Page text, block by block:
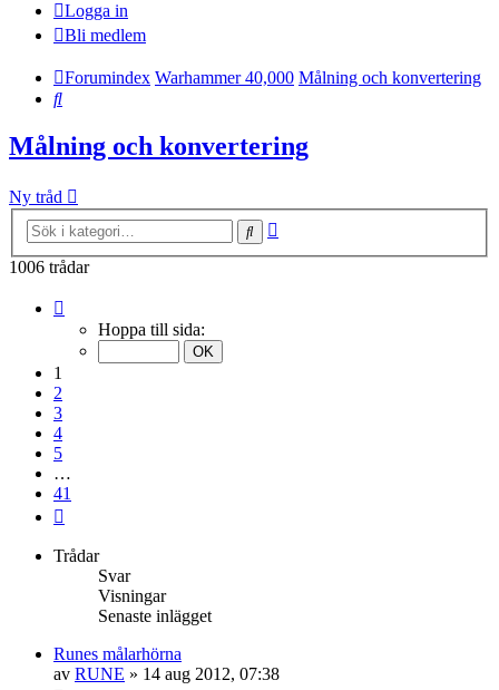
Logga in
Bli medlem
Forumindex Warhammer 40,000 Målning och konvertering
Sök
Målning och konvertering
Ny tråd
Sök
1006 trådar
Hoppa till sida:
1
2
3
4
5
…
41
Trådar
Svar
Visningar
Senaste inlägget
Runes målarhörna
av RUNE » 14 aug 2012, 07:38